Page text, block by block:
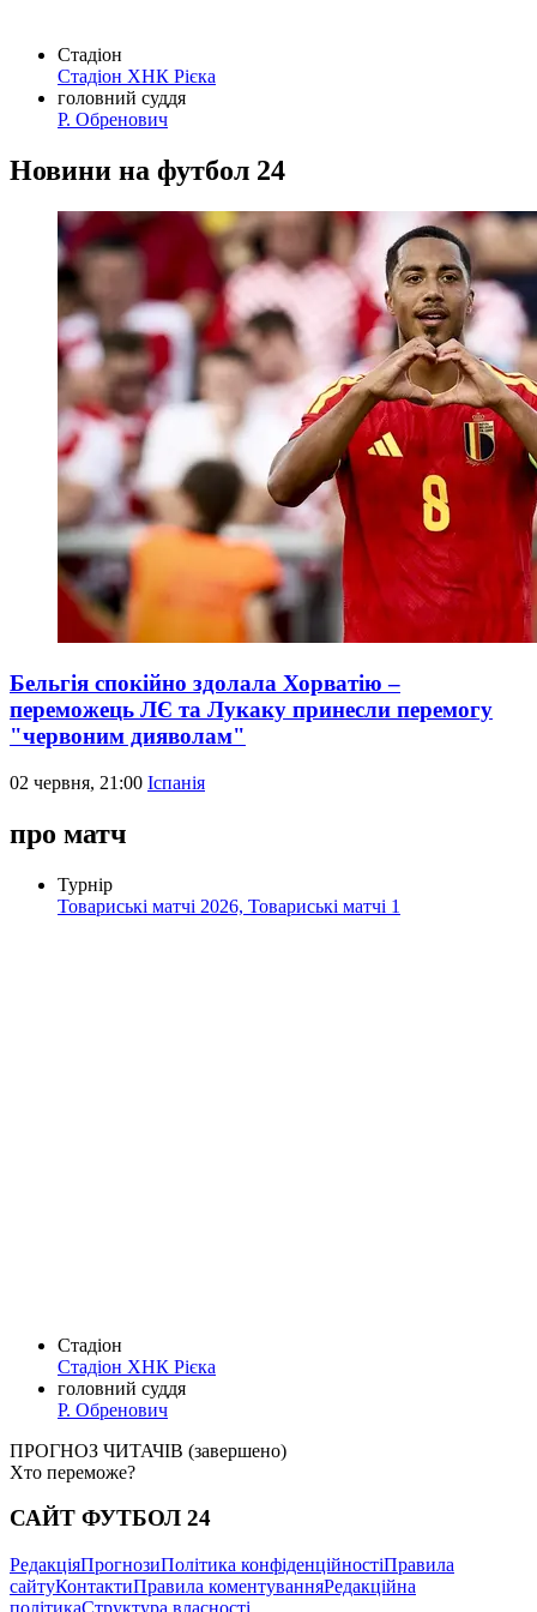
Стадіон
Стадіон ХНК Рієка
головний суддя
Р. Обренович
Новини на футбол 24
Бельгія спокійно здолала Хорватію –
переможець ЛЄ та Лукаку принесли перемогу
"червоним дияволам"
02 червня, 21:00 Іспанія
про матч
Турнір
Товариські матчі 2026, Товариські матчі 1
Стадіон
Стадіон ХНК Рієка
головний суддя
Р. Обренович
ПРОГНОЗ ЧИТАЧІВ (завершено)
Хто переможе?
Найпопулярніший рахунок
Сформований за прогнозами учасників турніру прогнозистів.
Долучайтеся до конкурсу та вигравайте класні призи!
САЙТ ФУТБОЛ 24
РедакціяПрогнозиПолітика конфіденційностіПравила
сайтуКонтактиПравила коментуванняРедакційна
політикаСтруктура власності